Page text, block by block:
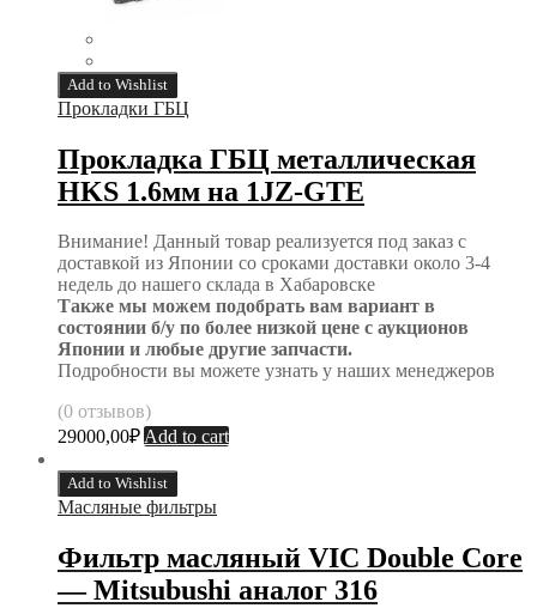
Add to Wishlist
Прокладки ГБЦ
Прокладка ГБЦ металлическая
HKS 1.6мм на 1JZ-GTE
Внимание! Данный товар реализуется под заказ с
доставкой из Японии со сроками доставки около 3-4
недель до нашего склада в Хабаровске
Также мы можем подобрать вам вариант в
состоянии б/у по более низкой цене с аукционов
Японии и любые другие запчасти.
Подробности вы можете узнать у наших менеджеров
(0 отзывов)
29000,00₽Add to cart
Add to Wishlist
Масляные фильтры
Фильтр масляный VIC Double Core
— Mitsubushi аналог 316